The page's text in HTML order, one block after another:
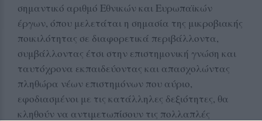
σημαντικό αριθμό Εθνικών και Ευρωπαϊκών
έργων, όπου μελετάται η σημασία της μικροβιακής
ποικιλότητας σε διαφορετικά περιβάλλοντα,
συμβάλλοντας έτσι στην επιστημονική γνώση και
ταυτόχρονα εκπαιδεύοντας και απασχολώντας
πληθώρα νέων επιστημόνων που αύριο,
εφοδιασμένοι με τις κατάλληλες δεξιότητες, θα
κληθούν να αντιμετωπίσουν τις πολλαπλές